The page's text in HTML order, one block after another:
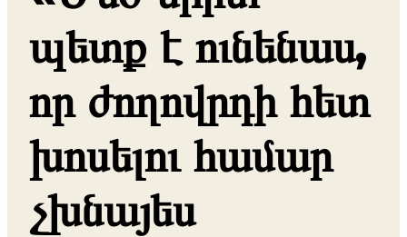
պետք է ունենաս,
որ ժողովրդի հետ
խոսելու համար
չխնայես